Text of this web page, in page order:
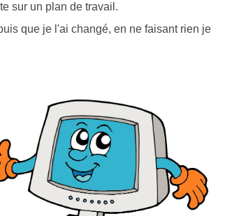
sur un plan de travail.
que je l'ai changé, en ne faisant rien je